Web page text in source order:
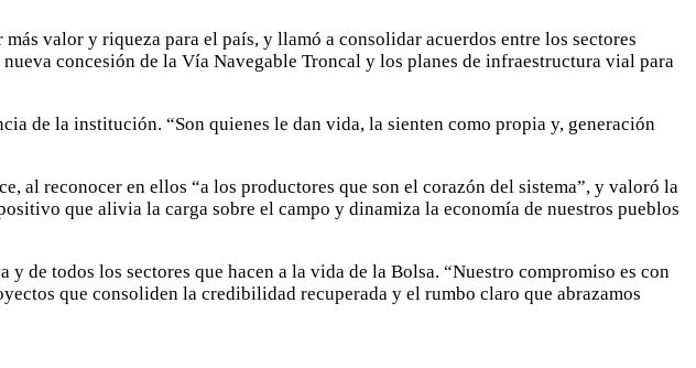
valor y riqueza para el país, y llamó a consolidar acuerdos entre los sectores
concesión de la Vía Navegable Troncal y los planes de infraestructura vial para
de la institución. “Son quienes le dan vida, la sienten como propia y, generación
al reconocer en ellos “a los productores que son el corazón del sistema”, y valoró la
que alivia la carga sobre el campo y dinamiza la economía de nuestros pueblos
todos los sectores que hacen a la vida de la Bolsa. “Nuestro compromiso es con
que consoliden la credibilidad recuperada y el rumbo claro que abrazamos